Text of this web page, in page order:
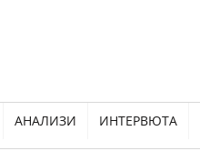
АНАЛИЗИ ИНТЕРВЮТА